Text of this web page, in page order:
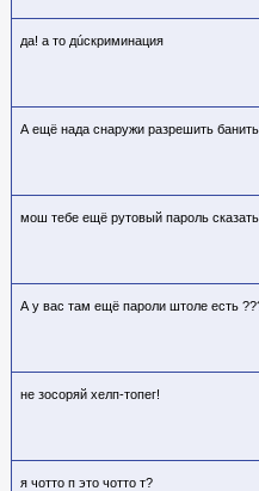
да! а то дúскриминация
А ещё нада снаружи разрешить
мош тебе ещё рутовый пароль
А у вас там ещё пароли штоле есть
не зосоряй хелп-топег!
я чотто п это чотто т?